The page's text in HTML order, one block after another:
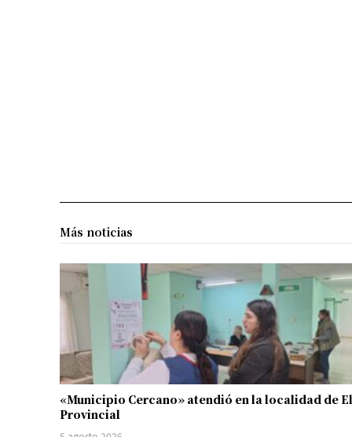
Más noticias
«Municipio Cercano» atendió en la localidad de El
Provincial